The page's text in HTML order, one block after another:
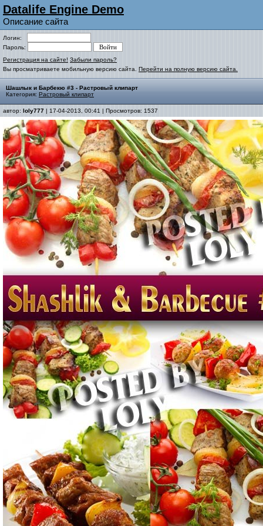
Datalife Engine Demo
Описание сайта
Логин:
Пароль:
Регистрация на сайте! Забыли пароль?
Вы просматриваете мобильную версию сайта. Перейти на полную версию сайта.
Шашлык и Барбекю #3 - Растровый клипарт
Категория: Растровый клипарт
автор: loly777 | 17-04-2013, 00:41 | Просмотров: 1537